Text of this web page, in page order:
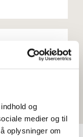
og
medier og til
oplysninger om